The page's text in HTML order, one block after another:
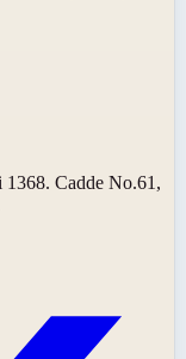
Cadde No.61,